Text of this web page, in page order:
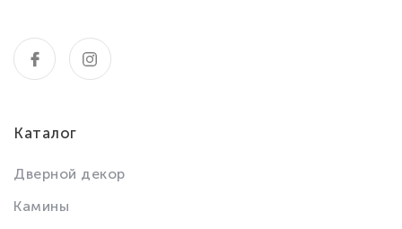
Каталог
Дверной декор
Камины